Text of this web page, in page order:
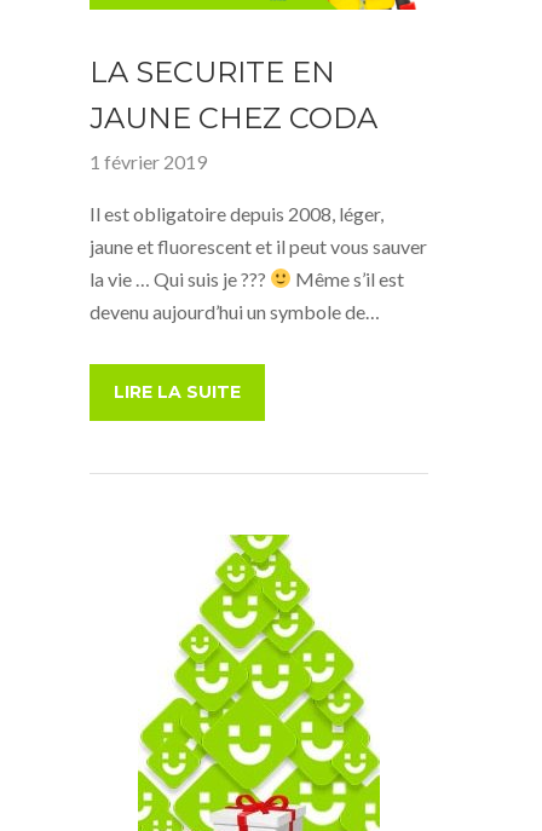
LA SECURITE EN
JAUNE CHEZ CODA
1 février 2019
Il est obligatoire depuis 2008, léger,
jaune et fluorescent et il peut vous sauver
la vie … Qui suis je ???
Même s’il est
devenu aujourd’hui un symbole de…
LIRE LA SUITE